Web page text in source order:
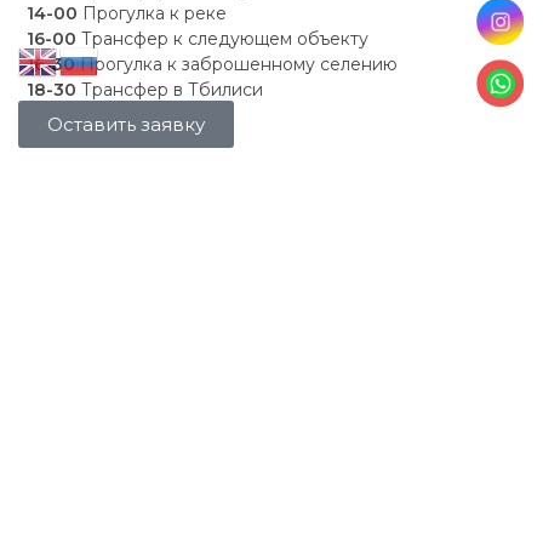
14-00 Прогулка к реке
16-00Трансфер к следующем объекту
16-30Прогулка к заброшенному селению
18-30 Трансфер в Тбилиси
Оставить заявку